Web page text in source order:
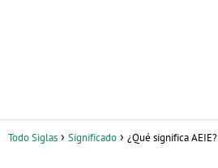
Todo Siglas Significado ¿Qué significa AEIE?